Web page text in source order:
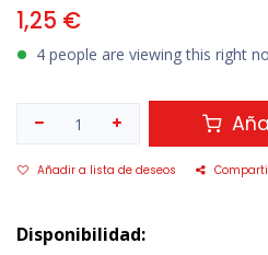
1,25 €
4 people are viewing this right
Añadir a lista de deseos
Disponibilidad: